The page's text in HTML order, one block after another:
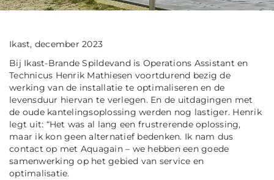
Ikast, december 2023
Bij Ikast-Brande Spildevand is Operations Assistant en
Technicus Henrik Mathiesen voortdurend bezig de
werking van de installatie te optimaliseren en de
levensduur hiervan te verlegen. En de uitdagingen met
de oude kantelingsoplossing werden nog lastiger. Henrik
legt uit: “Het was al lang een frustrerende oplossing,
maar ik kon geen alternatief bedenken. Ik nam dus
contact op met Aquagain – we hebben een goede
samenwerking op het gebied van service en
optimalisatie.